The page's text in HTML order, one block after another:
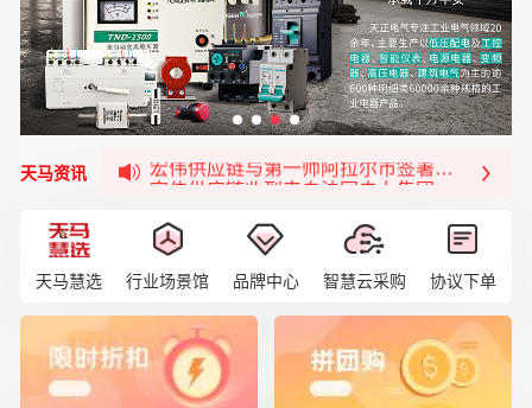
天马资讯
签约喜讯 | 宏伟与中铝集团成功签约！
福清核电—WD-40产品交流会圆满结束
宏伟天马与网易严选达成品牌合作
宏伟供应链收到来自法国电力集团感谢信
天马慧选 行业场景馆 品牌中心 智慧云采购 协议下单